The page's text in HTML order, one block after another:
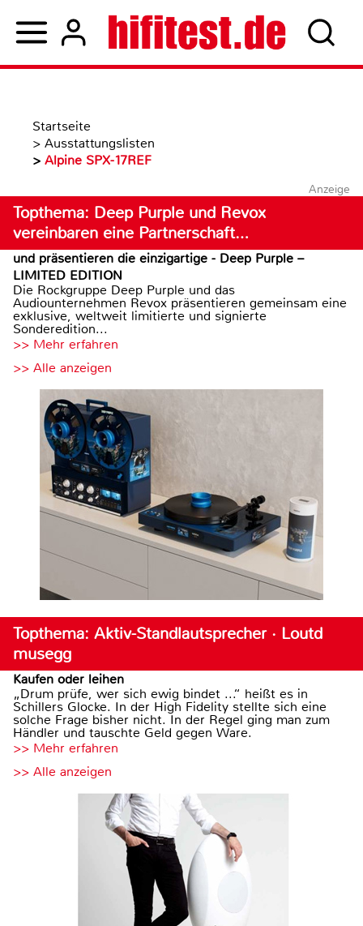
Startseite
> Ausstattungslisten
> Alpine SPX-17REF
Anzeige
Topthema: Deep Purple und Revox
vereinbaren eine Partnerschaft…
und präsentieren die einzigartige - Deep Purple –
LIMITED EDITION
Die Rockgruppe Deep Purple und das
Audiounternehmen Revox präsentieren gemeinsam eine
exklusive, weltweit limitierte und signierte
Sonderedition...
>> Mehr erfahren
>> Alle anzeigen
Topthema: Aktiv-Standlautsprecher · Loutd
musegg
Kaufen oder leihen
„Drum prüfe, wer sich ewig bindet ...“ heißt es in
Schillers Glocke. In der High Fidelity stellte sich eine
solche Frage bisher nicht. In der Regel ging man zum
Händler und tauschte Geld gegen Ware.
>> Mehr erfahren
>> Alle anzeigen